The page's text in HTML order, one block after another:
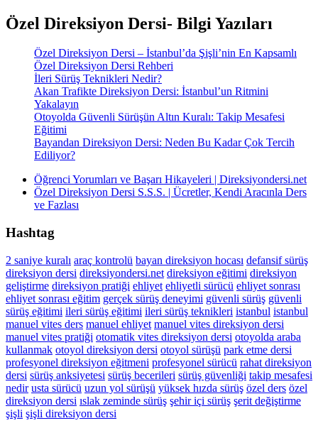
Özel Direksiyon Dersi- Bilgi Yazıları
Özel Direksiyon Dersi – İstanbul’da Şişli’nin En Kapsamlı
Özel Direksiyon Dersi Rehberi
İleri Sürüş Teknikleri Nedir?
Akan Trafikte Direksiyon Dersi: İstanbul’un Ritmini
Yakalayın
Otoyolda Güvenli Sürüşün Altın Kuralı: Takip Mesafesi
Eğitimi
Bayandan Direksiyon Dersi: Neden Bu Kadar Çok Tercih
Ediliyor?
Öğrenci Yorumları ve Başarı Hikayeleri | Direksiyondersi.net
Özel Direksiyon Dersi S.S.S. | Ücretler, Kendi Aracınla Ders
ve Fazlası
Hashtag
2 saniye kuralı araç kontrolü bayan direksiyon hocası defansif sürüş
direksiyon dersi direksiyondersi.net direksiyon eğitimi direksiyon
geliştirme direksiyon pratiği ehliyet ehliyetli sürücü ehliyet sonrası
ehliyet sonrası eğitim gerçek sürüş deneyimi güvenli sürüş güvenli
sürüş eğitimi ileri sürüş eğitimi ileri sürüş teknikleri istanbul istanbul
manuel vites ders manuel ehliyet manuel vites direksiyon dersi
manuel vites pratiği otomatik vites direksiyon dersi otoyolda araba
kullanmak otoyol direksiyon dersi otoyol sürüşü park etme dersi
profesyonel direksiyon eğitmeni profesyonel sürücü rahat direksiyon
dersi sürüş anksiyetesi sürüş becerileri sürüş güvenliği takip mesafesi
nedir usta sürücü uzun yol sürüşü yüksek hızda sürüş özel ders özel
direksiyon dersi ıslak zeminde sürüş şehir içi sürüş şerit değiştirme
şişli şişli direksiyon dersi